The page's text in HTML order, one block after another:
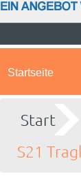
Startseite
Start
S21